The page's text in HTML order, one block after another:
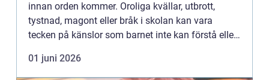
innan orden kommer. Oroliga kvällar, utbrott,
tystnad, magont eller bråk i skolan kan vara
tecken på känslor som barnet inte kan förstå eller
01 juni 2026